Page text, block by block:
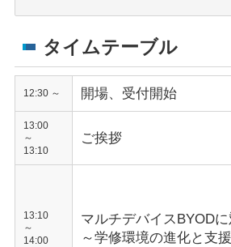
タイムテーブル
12:30 ～ 開場、受付開始
13:00
～
13:10
ご挨拶
13:10
～
14:00
マルチデバイスBYOD
～学修環境の進化と支